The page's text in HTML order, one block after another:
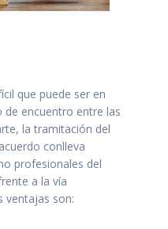
que puede ser en
de encuentro entre las
la tramitación del
conlleva
profesionales del
a la vía
ventajas son: